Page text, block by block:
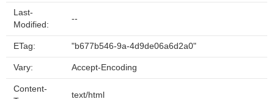
Last-
Modified:
--
ETag: "b677b546-9a-4d9de06a6d2a0"
Vary: Accept-Encoding
Content-
text/html